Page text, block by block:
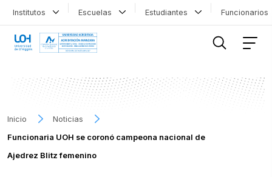
Institutos Escuelas Estudiantes
Inicio
Noticias
Funcionaria UOH se coronó campeona nacional de
Ajedrez Blitz femenino